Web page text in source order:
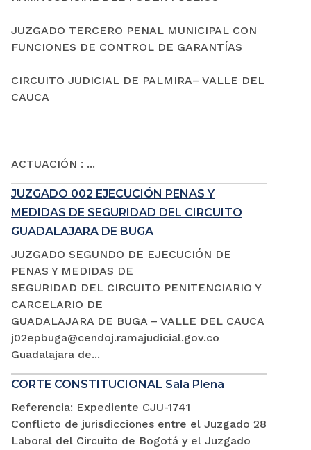
JUZGADO TERCERO PENAL MUNICIPAL CON
FUNCIONES DE CONTROL DE GARANTÍAS
CIRCUITO JUDICIAL DE PALMIRA– VALLE DEL
CAUCA
ACTUACIÓN : ...
JUZGADO 002 EJECUCIÓN PENAS Y
MEDIDAS DE SEGURIDAD DEL CIRCUITO
GUADALAJARA DE BUGA
JUZGADO SEGUNDO DE EJECUCIÓN DE
PENAS Y MEDIDAS DE
SEGURIDAD DEL CIRCUITO PENITENCIARIO Y
CARCELARIO DE
GUADALAJARA DE BUGA – VALLE DEL CAUCA
j02epbuga@cendoj.ramajudicial.gov.co
Guadalajara de...
CORTE CONSTITUCIONAL Sala Plena
Referencia: Expediente CJU-1741
Conflicto de jurisdicciones entre el Juzgado 28
Laboral del Circuito de Bogotá y el Juzgado